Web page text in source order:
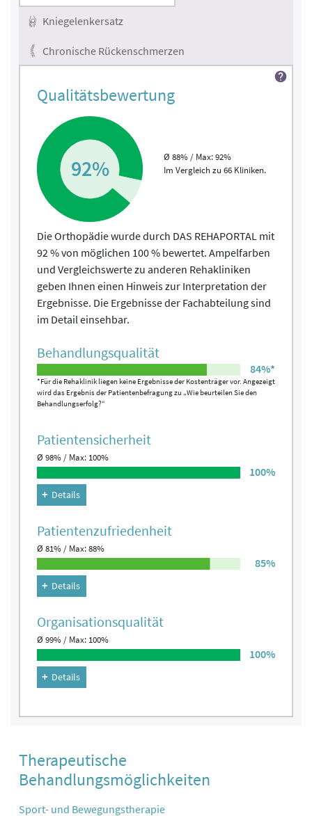
Kniegelenkersatz
Chronische Rückenschmerzen
Qualitätsbewertung
92%
Ø 88% / Max: 92%
Im Vergleich zu 66 Kliniken.
Die Orthopädie wurde durch DAS REHAPORTAL mit
92 % von möglichen 100 % bewertet. Ampelfarben
und Vergleichswerte zu anderen Rehakliniken
geben Ihnen einen Hinweis zur Interpretation der
Ergebnisse. Die Ergebnisse der Fachabteilung sind
im Detail einsehbar.
Behandlungs­qualität
84%*
*Für die Rehaklinik liegen keine Ergebnisse der Kostenträger vor. Angezeigt
wird das Ergebnis der Patientenbefragung zu „Wie beurteilen Sie den
Behandlungserfolg?“
Patienten­sicherheit
Ø 98% / Max: 100%
100%
Details
Patienten­zufriedenheit
Ø 81% / Max: 88%
85%
Details
Organisations­qualität
Ø 99% / Max: 100%
100%
Details
Therapeutische
Behandlungsmöglichkeiten
Sport- und Bewegungstherapie